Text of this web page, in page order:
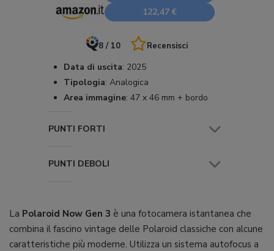
122,47 €
8 / 10 Recensisci
Data di uscita: 2025
Tipologia: Analogica
Area immagine: 47 x 46 mm + bordo
PUNTI FORTI
PUNTI DEBOLI
La Polaroid Now Gen 3 è una fotocamera istantanea che
combina il fascino vintage delle Polaroid classiche con alcune
caratteristiche più moderne. Utilizza un sistema autofocus a